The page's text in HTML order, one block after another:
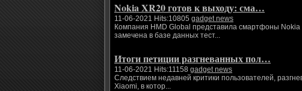
Nokia XR20 готов к выходу: сма…
11-06-2021 Hits:10805 gadget news
Компания HMD Global представила смартфоны Nokia
замечена в базе данных тест...
Итоги петиции разгневанных пол…
11-06-2021 Hits:11158 gadget news
Следствием недавней критики пользователей,
Xiaomi, в котор...